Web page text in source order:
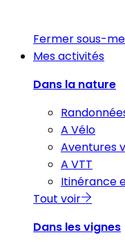
Fermer sous-
Mes activités
Dans la nature
A Vélo
Aventures
A VTT
Itinérance
Tout voir
Dans les vignes